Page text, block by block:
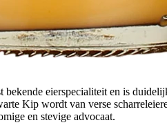
bekende eierspecialiteit en is
Kip wordt van verse
en stevige advocaat.